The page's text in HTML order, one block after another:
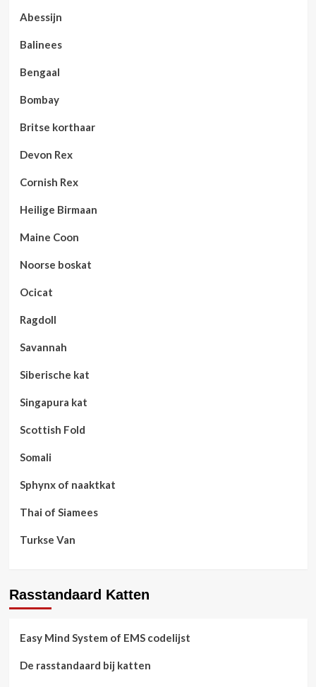
Abessijn
Balinees
Bengaal
Bombay
Britse korthaar
Devon Rex
Cornish Rex
Heilige Birmaan
Maine Coon
Noorse boskat
Ocicat
Ragdoll
Savannah
Siberische kat
Singapura kat
Scottish Fold
Somali
Sphynx of naaktkat
Thai of Siamees
Turkse Van
Rasstandaard Katten
Easy Mind System of EMS codelijst
De rasstandaard bij katten